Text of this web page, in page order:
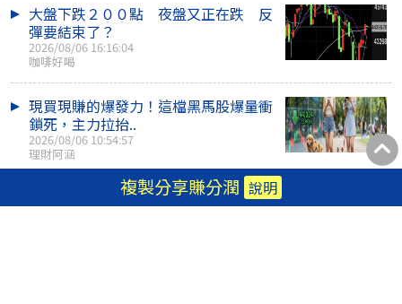
複製分享賺分潤 說明
大盤下跌２００點 夜盤又正在跌 反
彈要結束了？
2026/08/06 16:16:04
咖啡好喝
現買現賺的爆發力！這檔黑馬股爆量衝
鎖死，主力拉抬..
2026/08/06 10:54:57
理財阿涵
季線洗盤大震盪！光通訊還在噴，散熱